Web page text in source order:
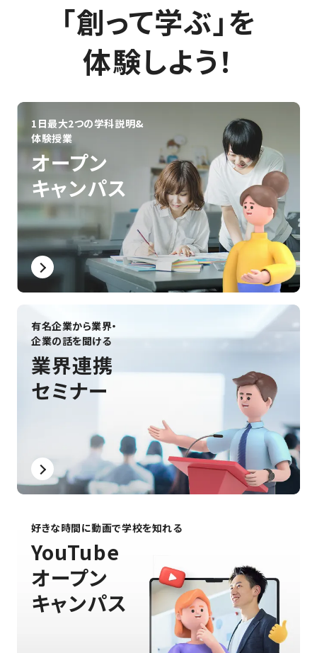
#バーチャルユーチューバー#建築学生
#クリエイティブな仕事#住まいづくり#設計のプロ
#空間デザイン #ものづくりの仕事
#建築系国家資格#建築士になるには#学生の声
#なるには
#音・音楽#作曲・編曲#アニメ#コンテスト#プログラミング
#学校生活
#蒐命のラスティル #インディーゲーム#就職活動
#制作展・発表会#資格#VR・仮想空間
#ゲーム＆エンタメ領域
#テクノロジー領域#デザイン領域
#絵を描く#自動制御 #共創#ノウハウ
#創って学ぶ
#産官学連携 #海外事情 #インテリア #保護者向け
#ゲーム開発 #学生の作品
「創って学ぶ」を
体験しよう！
1日最大2つの学科説明&
体験授業
オープン
キャンパス
有名企業から業界・
企業の話を聞ける
業界連携
セミナー
好きな時間に動画で学校を知れる
YouTube
オープン
キャンパス